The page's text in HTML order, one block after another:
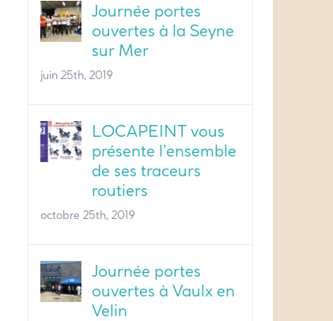
Journée portes
ouvertes à la Seyne
sur Mer
juin 25th, 2019
LOCAPEINT vous
présente l’ensemble
de ses traceurs
routiers
octobre 25th, 2019
Journée portes
ouvertes à Vaulx en
Velin